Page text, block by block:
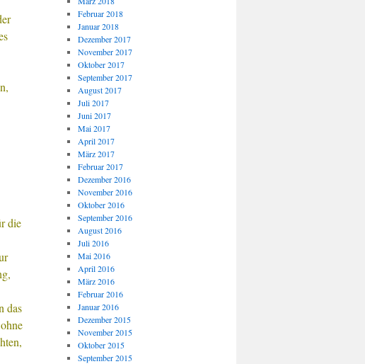
die
das
Februar 2018
Januar 2018
Dezember 2017
November 2017
Oktober 2017
September 2017
August 2017
Juli 2017
Juni 2017
Mai 2017
April 2017
März 2017
Februar 2017
Dezember 2016
November 2016
Oktober 2016
September 2016
August 2016
Juli 2016
Mai 2016
April 2016
März 2016
Februar 2016
Januar 2016
Dezember 2015
November 2015
Oktober 2015
September 2015